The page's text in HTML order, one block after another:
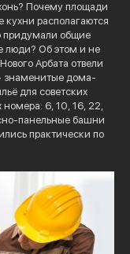
Почему площади
располагаются
придумали общие
люди? Об этом и не
Арбата отвели
знаменитые дома-
для советских
номера: 6, 10, 16, 22,
панельные башни
практически по